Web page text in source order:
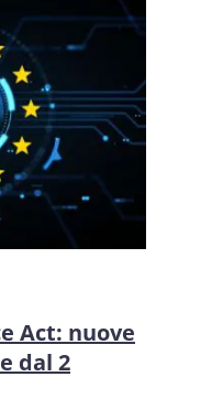
Act: nuove
dal 2